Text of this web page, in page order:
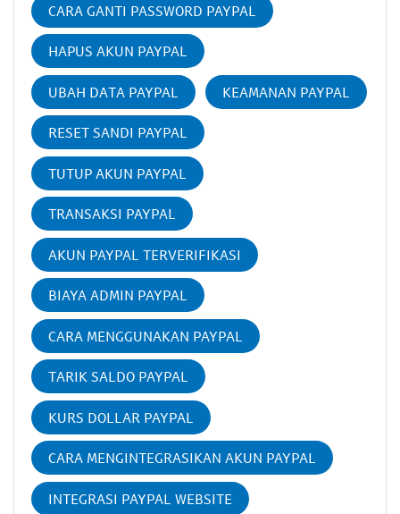
CARA GANTI PASSWORD PAYPAL
HAPUS AKUN PAYPAL
UBAH DATA PAYPAL KEAMANAN PAYPAL
RESET SANDI PAYPAL
TUTUP AKUN PAYPAL
TRANSAKSI PAYPAL
AKUN PAYPAL TERVERIFIKASI
BIAYA ADMIN PAYPAL
CARA MENGGUNAKAN PAYPAL
TARIK SALDO PAYPAL
KURS DOLLAR PAYPAL
CARA MENGINTEGRASIKAN AKUN PAYPAL
INTEGRASI PAYPAL WEBSITE